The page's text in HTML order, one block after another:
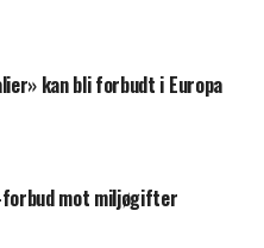
kan bli forbudt i Europa
forbud mot miljøgifter